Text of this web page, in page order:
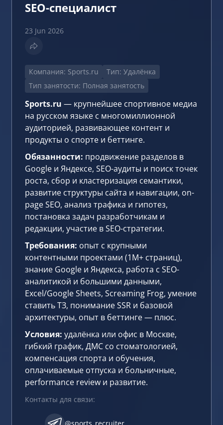
SEO-специалист
23 Jun 2026
Компания: Sports.ru
Тип: Удалёнка
Тип занятости: Полная занятость
Sports.ru — крупнейшее спортивное медиа
на русском языке с многомиллионной
аудиторией, развивающее контент и
продукты о спорте и беттинге.
Обязанности: продвижение разделов в
Google и Яндексе, SEO-аудиты и поиск точек
роста, сбор и кластеризация семантики,
развитие структуры сайта и навигации, on-
page SEO, анализ трафика и гипотез,
постановка задач разработчикам и
редакции, участие в SEO-стратегии.
Требования: опыт с крупными
контентными проектами (1M+ страниц),
знание Google и Яндекса, работа с SEO-
аналитикой и большими данными,
Excel/Google Sheets, Screaming Frog, умение
ставить ТЗ, понимание SSR и базовой
архитектуры, опыт в беттинге — плюс.
Условия: удалёнка или офис в Москве,
гибкий график, ДМС со стоматологией,
компенсация спорта и обучения,
оплачиваемые отпуска и больничные,
performance review и развитие.
Контакты для связи: